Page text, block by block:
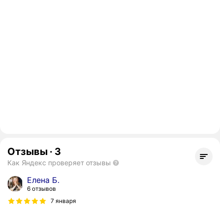
Отзывы · 3
Как Яндекс проверяет отзывы
Елена Б.
6 отзывов
7 января